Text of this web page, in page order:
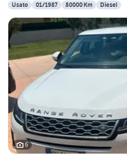
Usato
01/1987 80000 Km Diesel
6